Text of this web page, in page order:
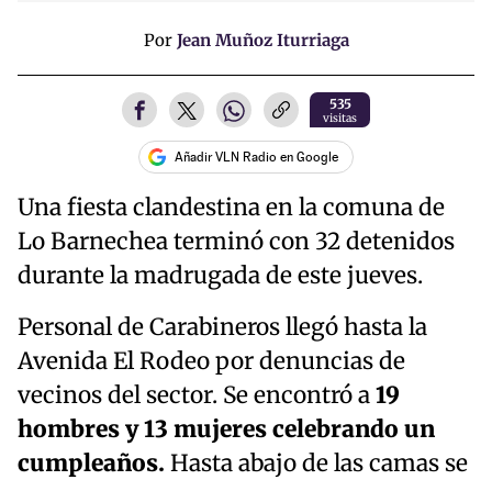
Por Jean Muñoz Iturriaga
535
visitas
Añadir VLN Radio en Google
Una fiesta clandestina en la comuna de
Lo Barnechea terminó con 32 detenidos
durante la madrugada de este jueves.
Personal de Carabineros llegó hasta la
Avenida El Rodeo por denuncias de
vecinos del sector. Se encontró a19
hombres y 13 mujeres celebrando un
cumpleaños. Hasta abajo de las camas se